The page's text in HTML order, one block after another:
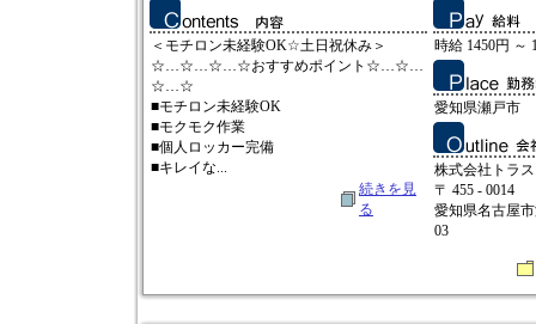
＜モチロン未経験OK☆土日祝休み＞
☆…☆…☆…☆おすすめポイント☆…☆…
☆…☆
■モチロン未経験OK
■モクモク作業
■個人ロッカー完備
■キレイな...
続きを見
る
時給 1450円 ～
愛知県瀬戸市
株式会社トラ
〒 455 - 0014
愛知県名古屋
03